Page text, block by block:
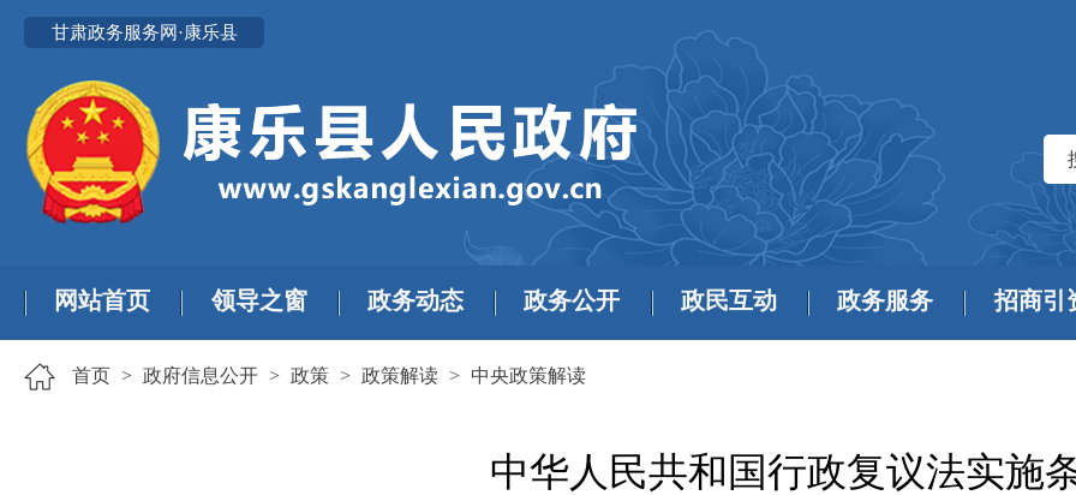
甘肃政务服务网·康乐县
网站首页 领导之窗 政务动态 政务公开 政民互动 政务服务 招商引
首页 > 政府信息公开 > 政策 > 政策解读 > 中央政策解读
中华人民共和国行政复议法实施